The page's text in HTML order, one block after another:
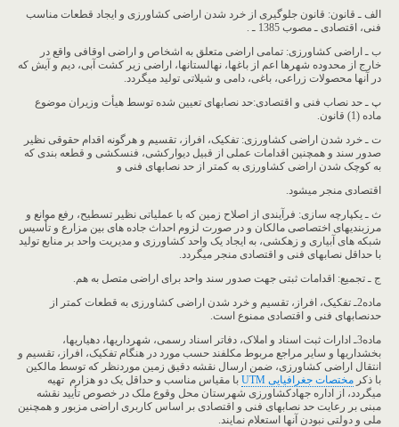
الف ـ قانون: قانون جلوگیری از خرد شدن اراضی کشاورزی و ایجاد قطعات مناسب
فنی، اقتصادی ـ مصوب 1385 ـ .
ب ـ اراضی کشاورزی: تمامی اراضی متعلق به اشخاص و اراضی اوقافی واقع در
خارج از محدوده شهرها اعم از باغ‏ها، نهالستان‏ها، اراضی زیر کشت آبی، دیم و آیش که
در آنها محصولات زراعی، باغی، دامی و شیلاتی تولید می‏گردد.
پ ـ حد نصاب فنی و اقتصادی:حد نصاب‏های تعیین شده توسط هیأت وزیران موضوع
ماده (1) قانون.
ت ـ خرد شدن اراضی کشاورزی: تفکیک، افراز، تقسیم و هرگونه اقدام حقوقی نظیر
صدور سند و همچنین اقدامات عملی از قبیل دیوارکشی، فنس‏کشی و قطعه‏ بندی که
به کوچک شدن اراضی کشاورزی به کمتر از حد نصاب‏های فنی و
اقتصادی منجر می‏شود.
ث ـ یکپارچه‏ سازی: فرآیندی از اصلاح زمین که با عملیاتی نظیر تسطیح، رفع موانع و
مرزبندی‏های اختصاصی مالکان و در صورت لزوم احداث جاده‏ های بین مزارع و تأسیس
شبکه‏ های آبیاری و زهکشی، به ایجاد یک واحد کشاورزی و مدیریت واحد بر منابع تولید
با حداقل نصاب‏های فنی و اقتصادی منجر می‏گردد.
ج ـ تجمیع: اقدامات ثبتی جهت صدور سند واحد برای اراضی متصل به هم.
ماده2ـ تفکیک، افراز، تقسیم و خرد شدن اراضی کشاورزی به قطعات کمتر از
حدنصاب‏های فنی و اقتصادی ممنوع است.
ماده3ـ ادارات ثبت اسناد و املاک، دفاتر اسناد رسمی، شهرداری‏ها، دهیاری‏ها،
بخشداری‏ها و سایر مراجع مربوط مکلفند حسب مورد در هنگام تفکیک، افراز، تقسیم و
انتقال اراضی کشاورزی، ضمن ارسال نقشه دقیق زمین موردنظر که توسط مالکین
با ذکر مختصات جغرافیایی UTM
با مقیاس مناسب و حداقل یک دو هزارم تهیه
می‏گردد، از اداره جهادکشاورزی شهرستان محل وقوع ملک در خصوص تأیید نقشه
مبنی بر رعایت حد نصاب‏های فنی و اقتصادی بر اساس کاربری اراضی مزبور و همچنین
ملی و دولتی نبودن آنها استعلام نمایند.